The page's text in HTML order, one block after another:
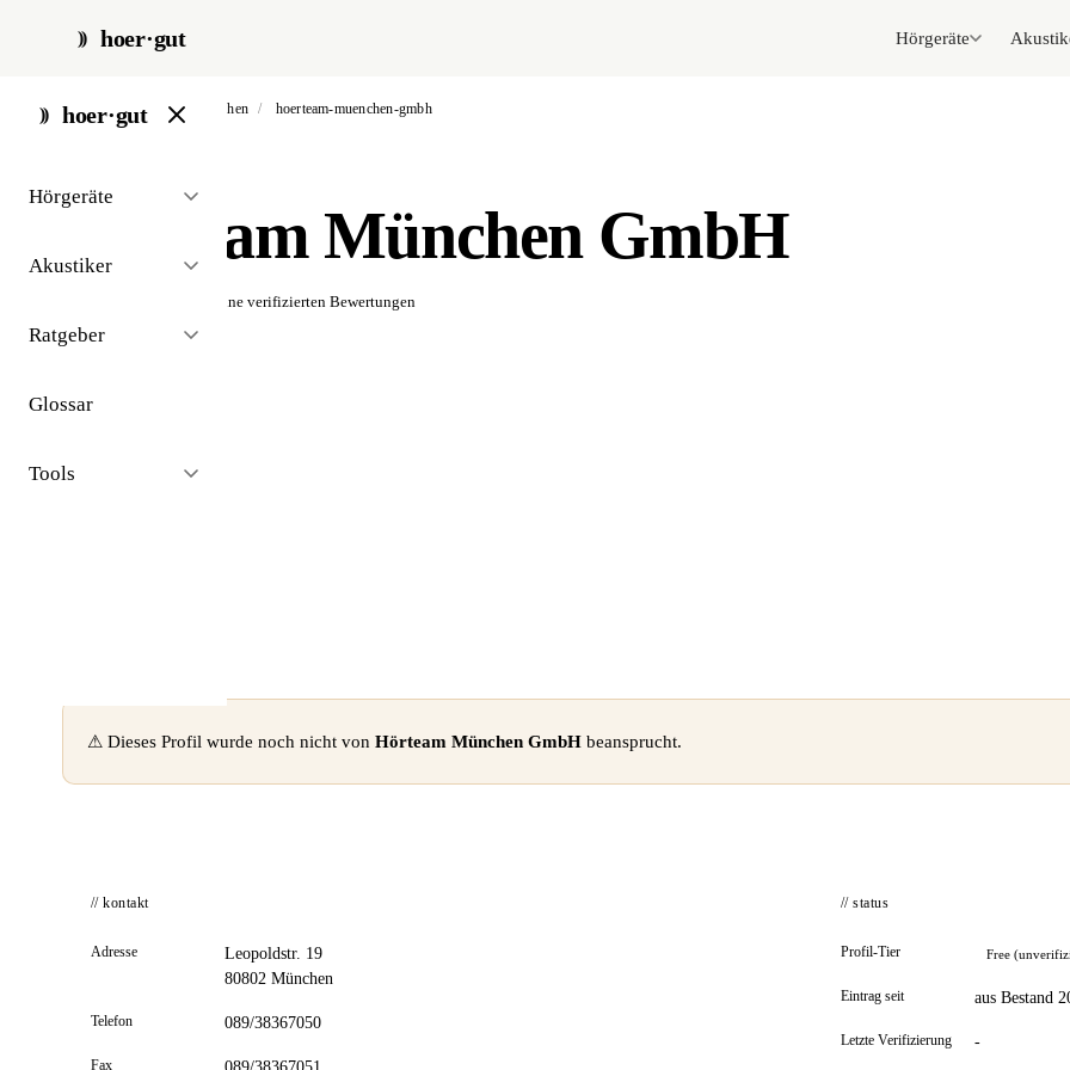
hoer·gut Hörgeräte
hoer·gut
Hörgeräte
Akustiker
Ratgeber
Glossar
Tools
start / akustiker / münchen / hoerteam-muenchen-gmbh
Hörteam München GmbH
Noch keine verifizierten Bewertungen
⚠ Dieses Profil wurde noch nicht von Hörteam München GmbH beansprucht.
// kontakt
Adresse
Leopoldstr. 19
80802 München
Telefon 089/38367050
Fax
// status
Profil-Tier Free
Eintrag seit aus Bestand
Letzte Verifizierung -